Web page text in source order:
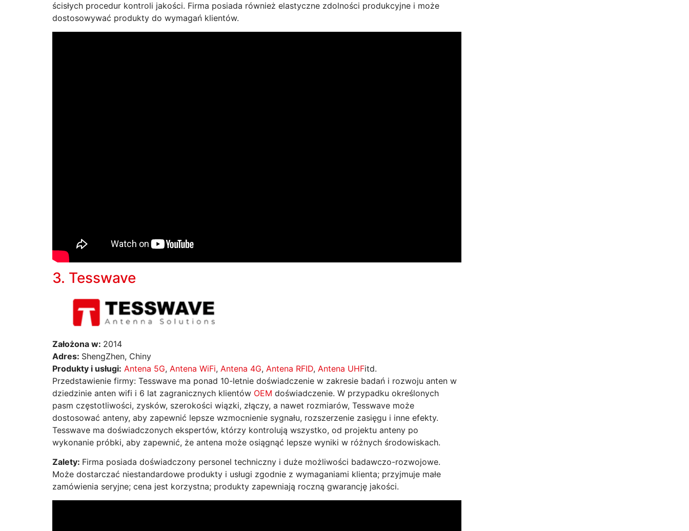
ścisłych procedur kontroli jakości. Firma posiada również elastyczne zdolności produkcyjne i może
dostosowywać produkty do wymagań klientów.
3. Tesswave
Założona w: 2014
Adres: ShengZhen, Chiny
Produkty i usługi: Antena 5G, Antena WiFi, Antena 4G, Antena RFID, Antena UHFitd.
Przedstawienie firmy: Tesswave ma ponad 10-letnie doświadczenie w zakresie badań i rozwoju anten w
dziedzinie anten wifi i 6 lat zagranicznych klientów OEM doświadczenie. W przypadku określonych
pasm częstotliwości, zysków, szerokości wiązki, złączy, a nawet rozmiarów, Tesswave może
dostosować anteny, aby zapewnić lepsze wzmocnienie sygnału, rozszerzenie zasięgu i inne efekty.
Tesswave ma doświadczonych ekspertów, którzy kontrolują wszystko, od projektu anteny po
wykonanie próbki, aby zapewnić, że antena może osiągnąć lepsze wyniki w różnych środowiskach.
Zalety: Firma posiada doświadczony personel techniczny i duże możliwości badawczo-rozwojowe.
Może dostarczać niestandardowe produkty i usługi zgodnie z wymaganiami klienta; przyjmuje małe
zamówienia seryjne; cena jest korzystna; produkty zapewniają roczną gwarancję jakości.